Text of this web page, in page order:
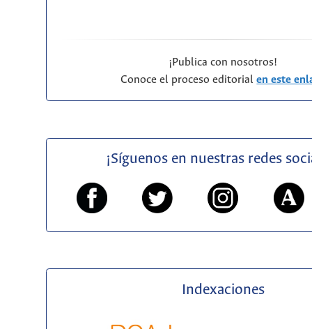
¡Publica con nosotros!
Conoce el proceso editorialen este
¡Síguenos en nuestras redes
Indexaciones